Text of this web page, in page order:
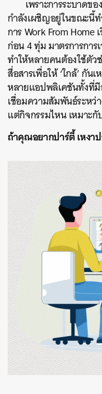
เพราะการระบาดข
กำลังเผชิญอยู่ในขณะนี้
การ Work From
ก่อน 4 ทุ่ม มาตรการการ
ทำให้หลายคนต้องใช้ตัว
สื่อสารเพื่อให้ ‘ใกล้’ กั
หลายแอปพลิเคชันทั้งที่
เชื่อมความสัมพันธ์ระห
แต่กิจกรรมไหน เหมาะกั
ถ้าคุณอยากปาร์ตี้เหง